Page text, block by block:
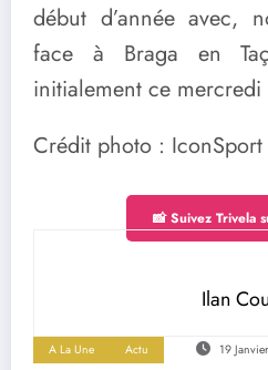
début d’année avec,
face à Braga en
initialement ce mercredi
Crédit photo : IconSport
📸 Suivez Trivela
Ilan
A La Une Actu 19